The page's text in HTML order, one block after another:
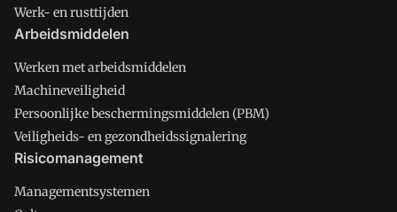
Werk- en rusttijden
Arbeidsmiddelen
Werken met arbeidsmiddelen
Machineveiligheid
Persoonlijke beschermingsmiddelen (PBM)
Veiligheids- en gezondheidssignalering
Risicomanagement
Managementsystemen